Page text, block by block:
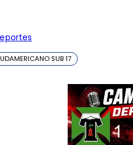
SUB 17